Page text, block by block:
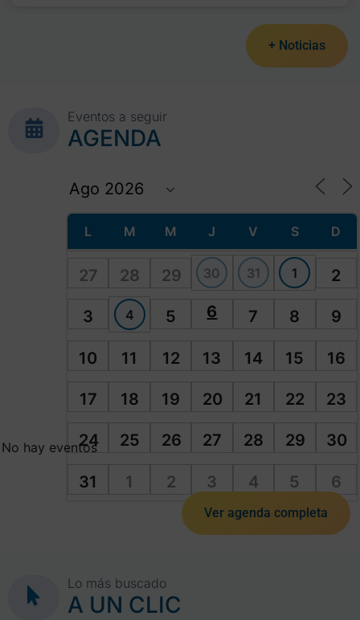
+ Noticias
Eventos a seguir
AGENDA
L M M J V S D
27 28 29 30 31 1 2
3 4 5 6 7 8 9
10 11 12 13 14 15 16
17 18 19 20 21 22 23
24 25 26 27 28 29 30
31 1 2 3 4 5 6
No hay eventos
Ver agenda completa
Lo más buscado
A UN CLIC